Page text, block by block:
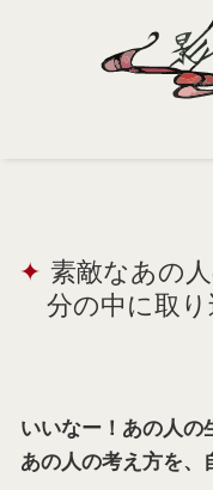
Portfolio
Support
素敵なあの
分の中に取
いいなー！あの人の
あの人の考え方を、